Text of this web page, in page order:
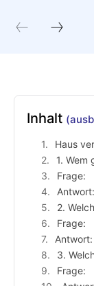
Inhalt
Haus
1. Wem
Frage:
Antwort:
2.
Frage:
Antwort:
3.
Frage: